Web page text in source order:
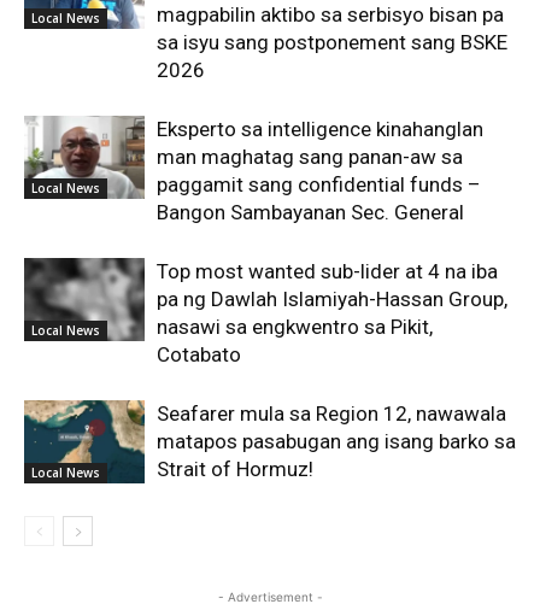
Local News
magpabilin aktibo sa serbisyo bisan pa
sa isyu sang postponement sang BSKE
2026
Local News
Eksperto sa intelligence kinahanglan
man maghatag sang panan-aw sa
paggamit sang confidential funds –
Bangon Sambayanan Sec. General
Local News
Top most wanted sub-lider at 4 na iba
pa ng Dawlah Islamiyah-Hassan Group,
nasawi sa engkwentro sa Pikit,
Cotabato
Local News
Seafarer mula sa Region 12, nawawala
matapos pasabugan ang isang barko sa
Strait of Hormuz!
- Advertisement -